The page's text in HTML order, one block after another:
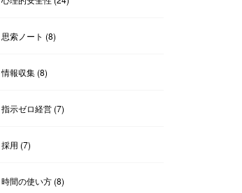
思索ノート (8)
情報収集(8)
指示ゼロ経営(7)
採用 (7)
時間の使い方(8)